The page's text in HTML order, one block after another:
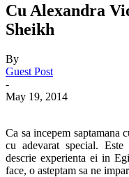
Cu Alexandra
Sheikh
By
Guest Post
-
May 19, 2014
Ca sa incepem saptamana
cu adevarat special. Este
descrie experienta ei in
face, o asteptam sa ne